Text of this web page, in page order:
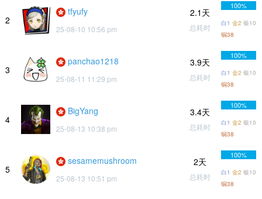
2
tfyufy
25-08-10 10:56 pm
2.1天
总耗时
100%
白1 金2 银10
铜38
3
panchao1218
25-08-11 11:29 pm
3.9天
总耗时
100%
白1 金2 银10
铜38
4
BigYang
25-08-13 10:38 pm
3.4天
总耗时
100%
白1 金2 银10
铜38
5
sesamemushroom
25-08-13 10:51 pm
2天
总耗时
100%
白1 金2 银10
铜38